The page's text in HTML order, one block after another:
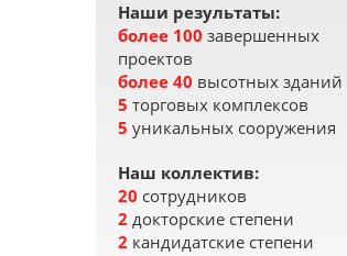
Наши результаты:
более 100 завершенных
проектов
более 40 высотных зданий
5 торговых комплексов
5 уникальных сооружения
Наш коллектив:
20 сотрудников
2 докторские степени
2 кандидатские степени